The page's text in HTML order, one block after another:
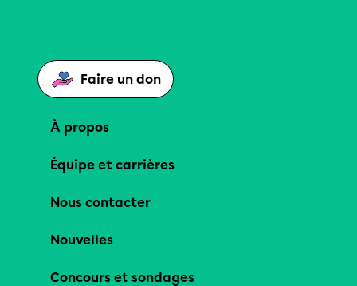
Faire un don
À propos
Équipe et carrières
Nous contacter
Nouvelles
Concours et sondages